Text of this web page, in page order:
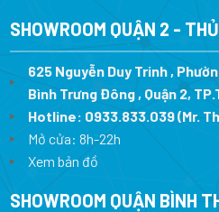
SHOWROOM QUẬN 2 -
625 Nguyễn Duy Trinh ,
Bình Trưng Đông , Quận 2,
Hotline: 0933.833.039(Mr.
Mở cửa: 8h-22h
Xem bản đồ
SHOWROOM QUẬN BÌNH